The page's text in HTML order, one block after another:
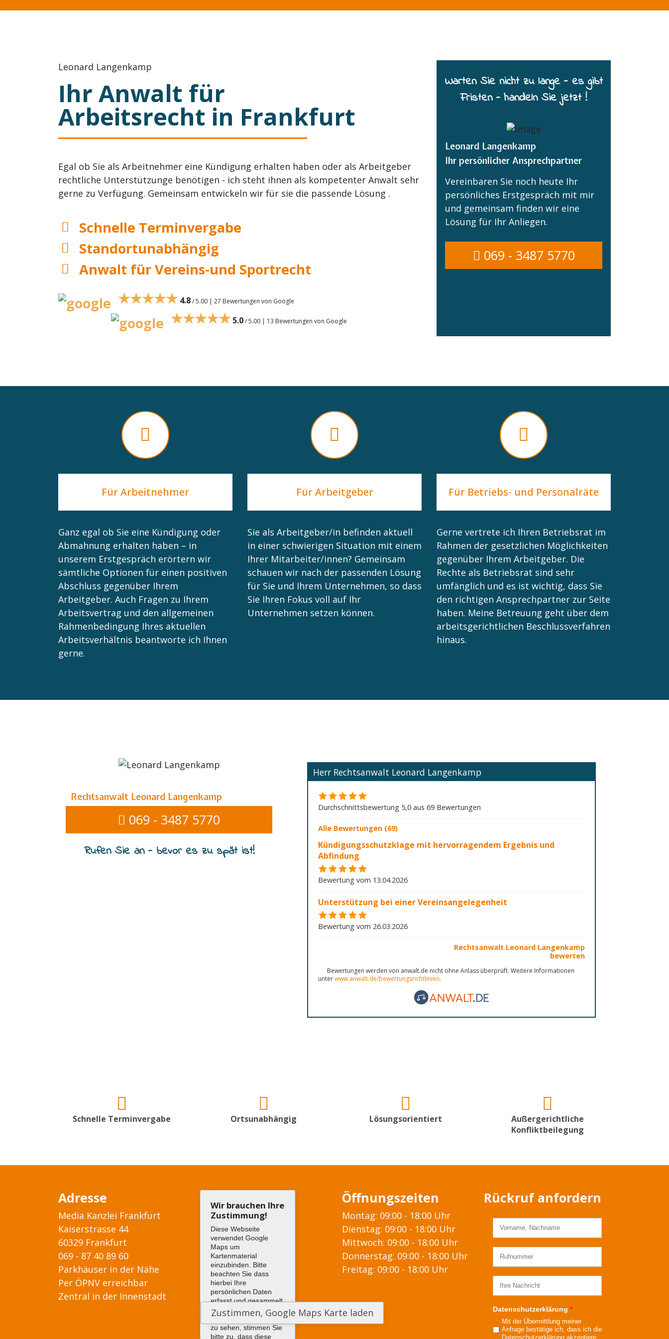
Leonard Langenkamp
Ihr Anwalt für
Arbeitsrecht in Frankfurt
Egal ob Sie als Arbeitnehmer eine Kündigung erhalten haben oder als Arbeitgeber
rechtliche Unterstützunge benötigen - ich steht ihnen als kompetenter Anwalt sehr
gerne zu Verfügung. Gemeinsam entwickeln wir für sie die passende Lösung .
Schnelle Terminvergabe
Standortunabhängig
Anwalt für Vereins-und Sportrecht
★★★★★ 4.8/ 5.00 | 27 Bewertungen von Google
★★★★★ 5.0/ 5.00 | 13 Bewertungen von Google
Warten Sie nicht zu lange - es gibt
Fristen - handeln Sie jetzt !
Leonard Langenkamp
Ihr persönlicher Ansprechpartner
Vereinbaren Sie noch heute Ihr
persönliches Erstgespräch mit mir
und gemeinsam finden wir eine
Lösung für Ihr Anliegen.
069 - 3487 5770
Für Arbeitnehmer
Ganz egal ob Sie eine Kündigung oder
Abmahnung erhalten haben – in
unserem Erstgespräch erörtern wir
sämtliche Optionen für einen positiven
Abschluss gegenüber Ihrem
Arbeitgeber. Auch Fragen zu Ihrem
Arbeitsvertrag und den allgemeinen
Rahmenbedingung Ihres aktuellen
Arbeitsverhältnis beantworte ich Ihnen
gerne.
Für Arbeitgeber
Sie als Arbeitgeber/in befinden aktuell
in einer schwierigen Situation mit einem
Ihrer Mitarbeiter/innen? Gemeinsam
schauen wir nach der passenden Lösung
für Sie und Ihrem Unternehmen, so dass
Sie Ihren Fokus voll auf Ihr
Unternehmen setzen können.
Für Betriebs- und Personalräte
Gerne vertrete ich Ihren Betriebsrat im
Rahmen der gesetzlichen Möglichkeiten
gegenüber Ihrem Arbeitgeber. Die
Rechte als Betriebsrat sind sehr
umfänglich und es ist wichtig, dass Sie
den richtigen Ansprechpartner zur Seite
haben. Meine Betreuung geht über dem
arbeitsgerichtlichen Beschlussverfahren
hinaus.
Rechtsanwalt Leonard Langenkamp
069 - 3487 5770
Rufen Sie an - bevor es zu spät ist!
Herr Rechtsanwalt Leonard Langenkamp
Durchschnittsbewertung 5,0 aus 69 Bewertungen
Alle Bewertungen (69)
Kündigungsschutzklage mit hervorragendem Ergebnis und
Abfindung
Bewertung vom 13.04.2026
Unterstützung bei einer Vereinsangelegenheit
Bewertung vom 26.03.2026
Rechtsanwalt Leonard Langenkamp
bewerten
Bewertungen werden von anwalt.de nicht ohne Anlass überprüft. Weitere Informationen
unterwww.anwalt.de/bewertungsrichtlinien.
Schnelle Terminvergabe Ortsunabhängig Lösungsorientiert
Außergerichtliche
Konfliktbeilegung
Adresse
Media Kanzlei Frankfurt
Kaiserstrasse 44
60329 Frankfurt
069 - 87 40 89 60
Parkhäuser in der Nähe
Per ÖPNV erreichbar
Zentral in der Innenstadt
Wir brauchen Ihre
Zustimmung!
Diese Webseite
verwendet Google
Maps um
Kartenmaterial
einzubinden. Bitte
beachten Sie dass
hierbei Ihre
persönlichen Daten
erfasst und gesammelt
werden können. Um
die Google Maps Karte
zu sehen, stimmen Sie
bitte zu, dass diese
Öffnungszeiten
Montag: 09:00 - 18:00 Uhr
Dienstag: 09:00 - 18:00 Uhr
Mittwoch: 09:00 - 18:00 Uhr
Donnerstag: 09:00 - 18:00 Uhr
Freitag: 09:00 - 18:00 Uhr
Rückruf anfordern
Datenschutzerklärung *
Mit der Übermittlung meiner
Anfrage bestätige ich, dass ich die
Datenschutzerklärung akzeptiere.